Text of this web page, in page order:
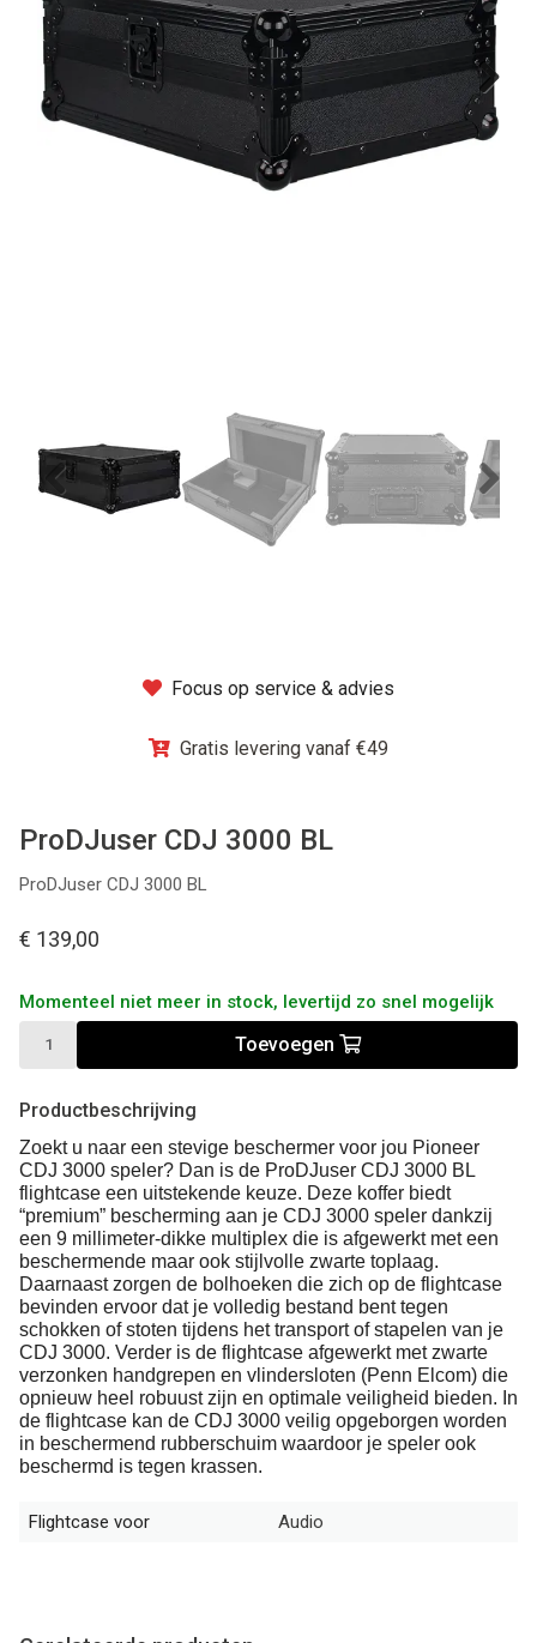
Montage
B-stock
B-stock
Pro Gear Lease
Next
Previous Next
Focus op service & advies
Gratis levering vanaf €49
ProDJuser CDJ 3000 BL
ProDJuser CDJ 3000 BL
€ 139,00
Momenteel niet meer in stock, levertijd zo snel mogelijk
Toevoegen
Productbeschrijving
Zoekt u naar een stevige beschermer voor jou Pioneer
CDJ 3000 speler? Dan is de ProDJuser CDJ 3000 BL
flightcase een uitstekende keuze. Deze koffer biedt
“premium” bescherming aan je CDJ 3000 speler dankzij
een 9 millimeter-dikke multiplex die is afgewerkt met een
beschermende maar ook stijlvolle zwarte toplaag.
Daarnaast zorgen de bolhoeken die zich op de flightcase
bevinden ervoor dat je volledig bestand bent tegen
schokken of stoten tijdens het transport of stapelen van je
CDJ 3000. Verder is de flightcase afgewerkt met zwarte
verzonken handgrepen en vlindersloten (Penn Elcom) die
opnieuw heel robuust zijn en optimale veiligheid bieden. In
de flightcase kan de CDJ 3000 veilig opgeborgen worden
in beschermend rubberschuim waardoor je speler ook
beschermd is tegen krassen.
Flightcase voor Audio